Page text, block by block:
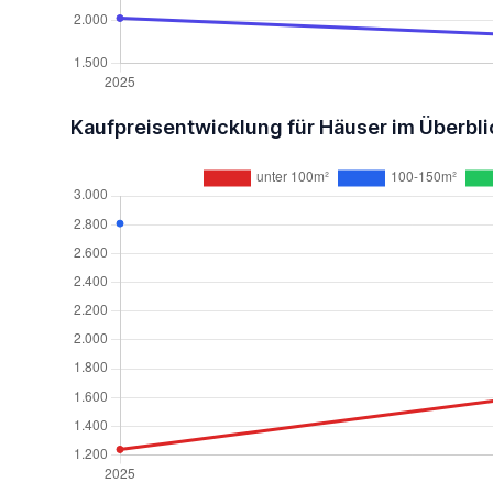
Kaufpreisentwicklung für Häuser im